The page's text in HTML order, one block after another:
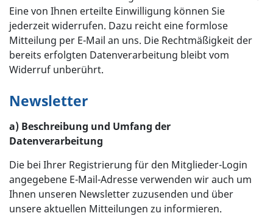
Eine von Ihnen erteilte Einwilligung können Sie
jederzeit widerrufen. Dazu reicht eine formlose
Mitteilung per E-Mail an uns. Die Rechtmäßigkeit der
bereits erfolgten Datenverarbeitung bleibt vom
Widerruf unberührt.
Newsletter
a) Beschreibung und Umfang der
Datenverarbeitung
Die bei Ihrer Registrierung für den Mitglieder-Login
angegebene E-Mail-Adresse verwenden wir auch um
Ihnen unseren Newsletter zuzusenden und über
unsere aktuellen Mitteilungen zu informieren.